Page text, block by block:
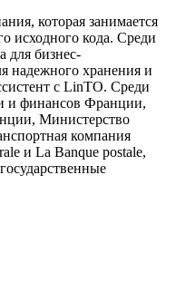
которая занимается
исходного кода. Среди
для бизнес-
надежного хранения и
с LinTO. Среди
и финансов Франции,
Министерство
компания
и La Banque postale,